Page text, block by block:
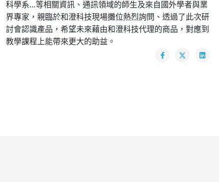
科學系…等相關資訊、通訊領域的師生及來自國外學者與業
界專家，親臨於和澄科技現場攤位熱烈詢問、透過了此次研
討會認識產品，希望未來藉由和澄科技代理的商品，對應到
教學課程上能帶來更大的助益。